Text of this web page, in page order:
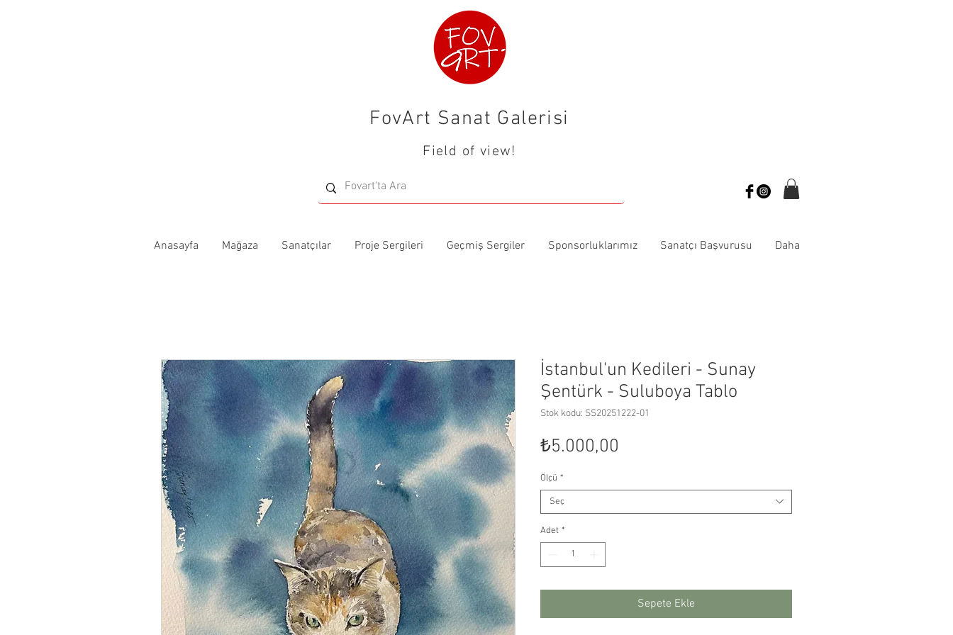
FovArt Sanat Galerisi
Field of view!
Anasayfa Mağaza Sanatçılar Proje Sergileri Geçmiş Sergiler Sponsorluklarımız Sanatçı Başvurusu Daha
İstanbul'un Kedileri - Sunay
Şentürk - Suluboya Tablo
Stok kodu: SS20251222-01
₺5.000,00
Ölçü *
Seç
Adet *
Sepete Ekle